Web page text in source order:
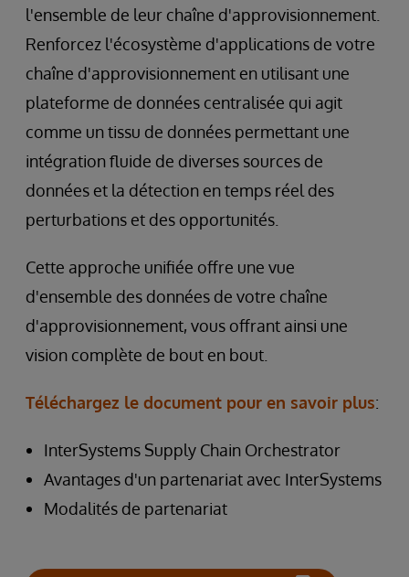
l'ensemble de leur chaîne d'approvisionnement.
Renforcez l'écosystème d'applications de votre
chaîne d'approvisionnement en utilisant une
plateforme de données centralisée qui agit
comme un tissu de données permettant une
intégration fluide de diverses sources de
données et la détection en temps réel des
perturbations et des opportunités.
Cette approche unifiée offre une vue
d'ensemble des données de votre chaîne
d'approvisionnement, vous offrant ainsi une
vision complète de bout en bout.
Téléchargez le document pour en savoir plus:
InterSystems Supply Chain Orchestrator
Avantages d'un partenariat avec InterSystems
Modalités de partenariat